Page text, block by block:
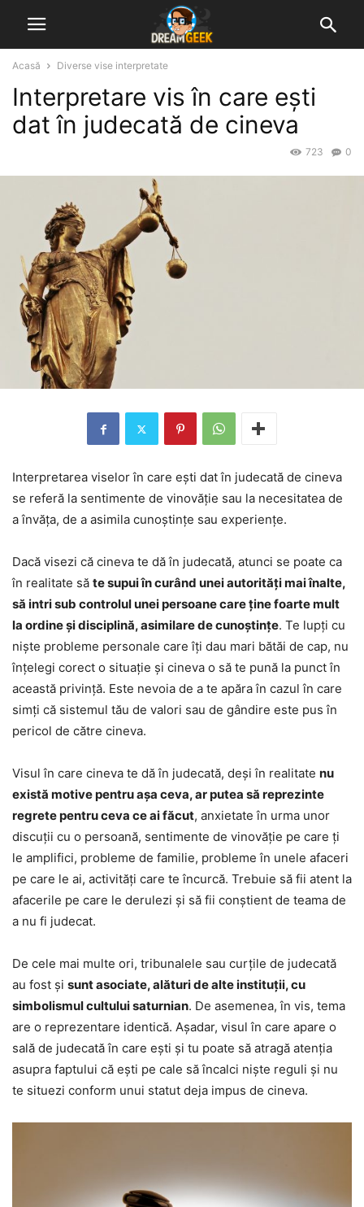
Acasă Diverse vise interpretate
Interpretare vis în care ești
dat în judecată de cineva
0
723
Interpretarea viselor în care ești dat în judecată de cineva
se referă la sentimente de vinovăție sau la necesitatea de
a învăța, de a asimila cunoștințe sau experiențe.
Dacă visezi că cineva te dă în judecată, atunci se poate ca
în realitate să te supui în curând unei autorități mai înalte,
să intri sub controlul unei persoane care ține foarte mult
la ordine și disciplină, asimilare de cunoștințe. Te lupți cu
niște probleme personale care îți dau mari bătăi de cap, nu
înțelegi corect o situație și cineva o să te pună la punct în
această privință. Este nevoia de a te apăra în cazul în care
simți că sistemul tău de valori sau de gândire este pus în
pericol de către cineva.
Visul în care cineva te dă în judecată, deși în realitate nu
există motive pentru așa ceva, ar putea să reprezinte
regrete pentru ceva ce ai făcut, anxietate în urma unor
discuții cu o persoană, sentimente de vinovăție pe care ți
le amplifici, probleme de familie, probleme în unele afaceri
pe care le ai, activități care te încurcă. Trebuie să fii atent la
afacerile pe care le derulezi și să fii conștient de teama de
a nu fi judecat.
De cele mai multe ori, tribunalele sau curțile de judecată
au fost și sunt asociate, alături de alte instituții, cu
simbolismul cultului saturnian. De asemenea, în vis, tema
are o reprezentare identică. Așadar, visul în care apare o
sală de judecată în care ești și tu poate să atragă atenția
asupra faptului că ești pe cale să încalci niște reguli și nu
te situezi conform unui statut deja impus de cineva.